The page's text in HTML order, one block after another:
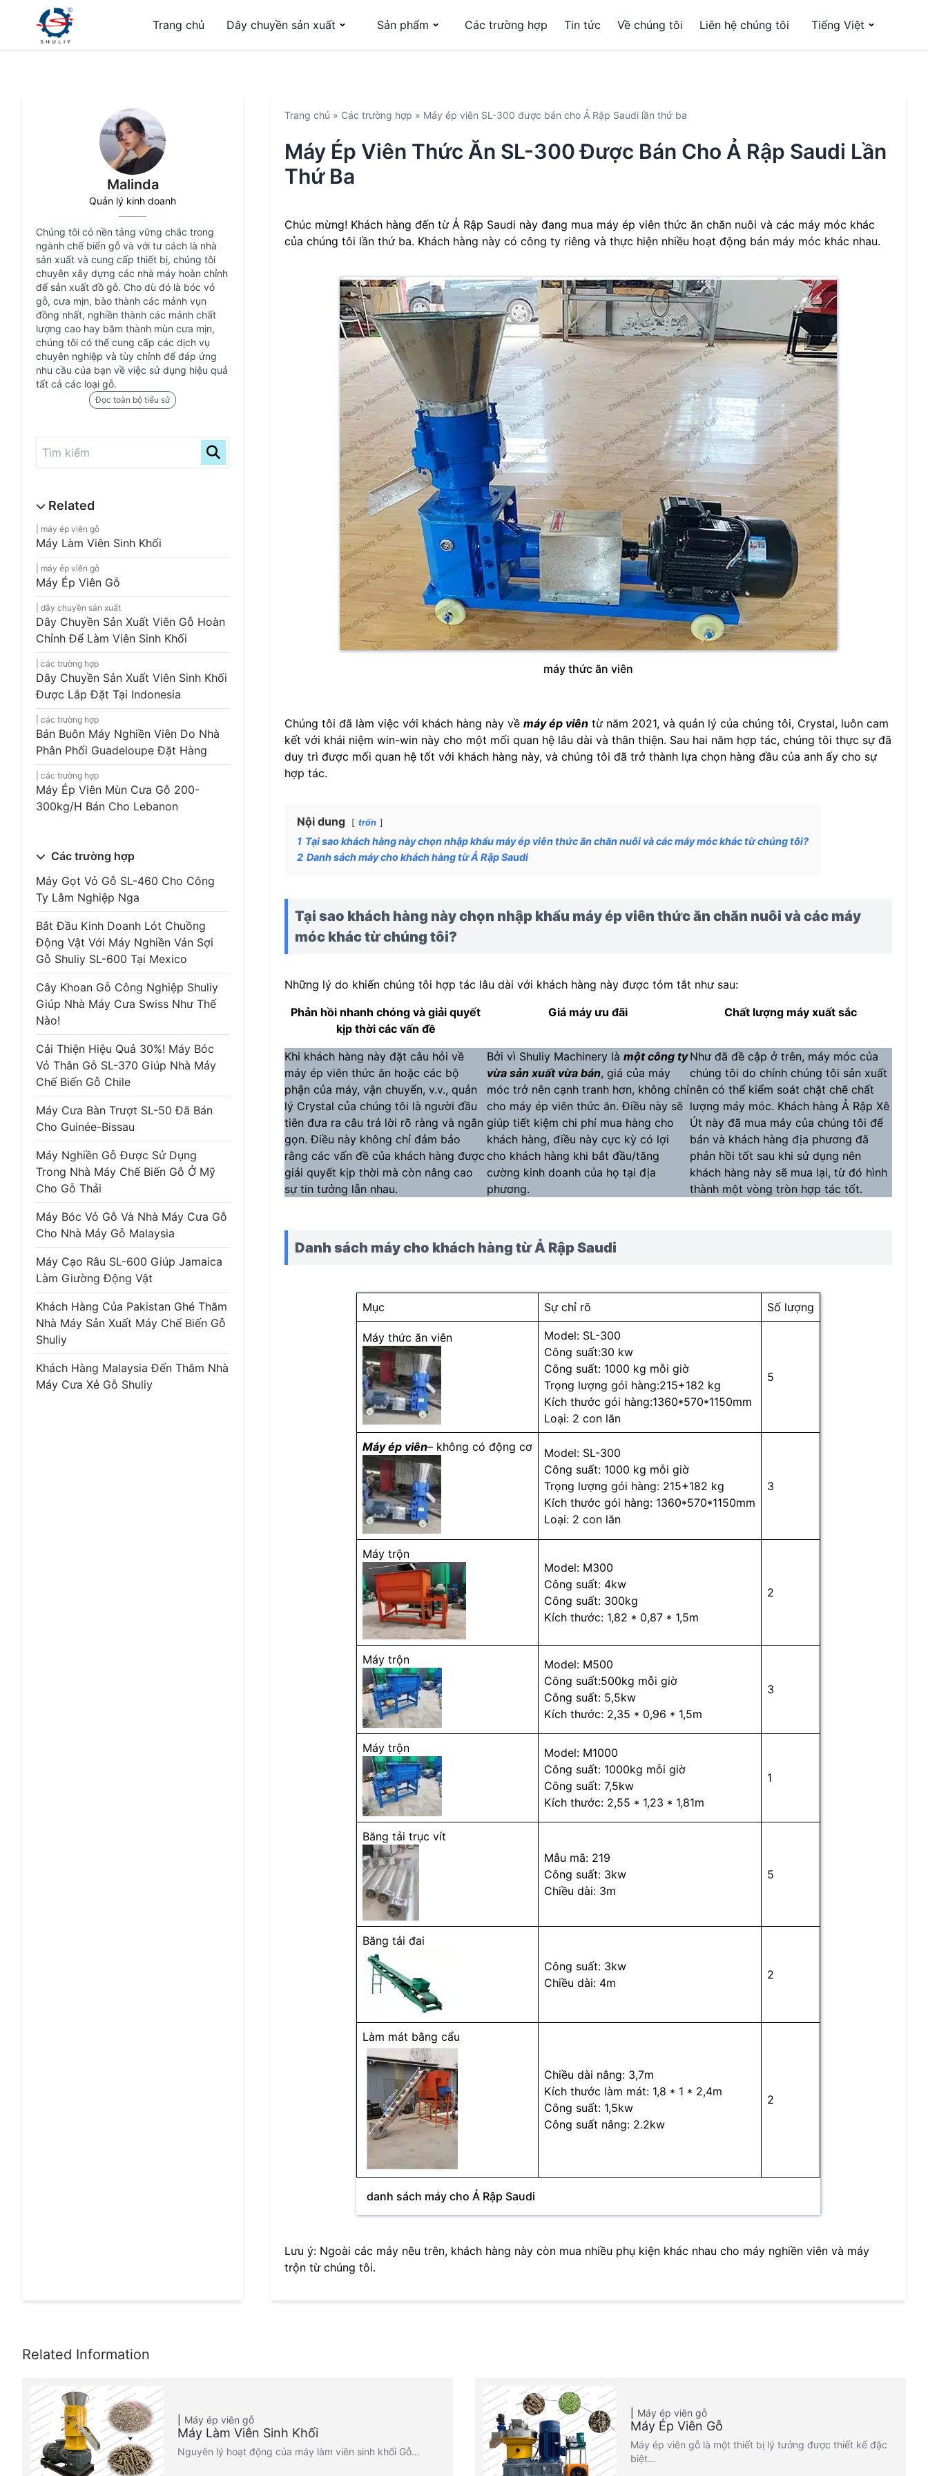
Trang chủ Dây chuyền sản xuất Sản phẩm Các trường hợp Tin tức Về chúng tôi Liên hệ chúng tôi Tiếng Việt
Malinda
Quản lý kinh doanh
Chúng tôi có nền tảng vững chắc trong
ngành chế biến gỗ và với tư cách là nhà
sản xuất và cung cấp thiết bị, chúng tôi
chuyên xây dựng các nhà máy hoàn chỉnh
để sản xuất đồ gỗ. Cho dù đó là bóc vỏ
gỗ, cưa mịn, bào thành các mảnh vụn
đồng nhất, nghiền thành các mảnh chất
lượng cao hay băm thành mùn cưa mịn,
chúng tôi có thể cung cấp các dịch vụ
chuyên nghiệp và tùy chỉnh để đáp ứng
nhu cầu của bạn về việc sử dụng hiệu quả
tất cả các loại gỗ.
Đọc toàn bộ tiểu sử
máy ép viên gỗ
Máy Làm Viên Sinh Khối
máy ép viên gỗ
Máy Ép Viên Gỗ
dây chuyền sản xuất
Dây Chuyền Sản Xuất Viên Gỗ Hoàn
Chỉnh Để Làm Viên Sinh Khối
các trường hợp
Dây Chuyền Sản Xuất Viên Sinh Khối
Được Lắp Đặt Tại Indonesia
các trường hợp
Bán Buôn Máy Nghiền Viên Do Nhà
Phân Phối Guadeloupe Đặt Hàng
các trường hợp
Máy Ép Viên Mùn Cưa Gỗ 200-
300kg/h Bán Cho Lebanon
Các trường hợp
Máy Gọt Vỏ Gỗ SL-460 Cho Công
Ty Lâm Nghiệp Nga
Bắt Đầu Kinh Doanh Lót Chuồng
Động Vật Với Máy Nghiền Ván Sợi
Gỗ Shuliy SL-600 Tại Mexico
Cây Khoan Gỗ Công Nghiệp Shuliy
Giúp Nhà Máy Cưa Swiss Như Thế
Nào!
Cải Thiện Hiệu Quả 30%! Máy Bóc
Vỏ Thân Gỗ SL-370 Giúp Nhà Máy
Chế Biến Gỗ Chile
Máy Cưa Bàn Trượt SL-50 Đã Bán
Cho Guinée-Bissau
Máy Nghiền Gỗ Được Sử Dụng
Trong Nhà Máy Chế Biến Gỗ Ở Mỹ
Cho Gỗ Thải
Máy Bóc Vỏ Gỗ Và Nhà Máy Cưa Gỗ
Cho Nhà Máy Gỗ Malaysia
Máy Cạo Râu SL-600 Giúp Jamaica
Làm Giường Động Vật
Khách Hàng Của Pakistan Ghé Thăm
Nhà Máy Sản Xuất Máy Chế Biến Gỗ
Shuliy
Khách Hàng Malaysia Đến Thăm Nhà
Máy Cưa Xẻ Gỗ Shuliy
Trang chủ » Các trường hợp » Máy ép viên SL-300 được bán cho Ả Rập Saudi lần thứ ba
Máy Ép Viên Thức Ăn SL-300 Được Bán Cho Ả Rập Saudi Lần
Thứ Ba
Chúc mừng! Khách hàng đến từ Ả Rập Saudi này đang mua máy ép viên thức ăn chăn nuôi và các máy móc khác
của chúng tôi lần thứ ba. Khách hàng này có công ty riêng và thực hiện nhiều hoạt động bán máy móc khác nhau.
máy thức ăn viên
Chúng tôi đã làm việc với khách hàng này về máy ép viên từ năm 2021, và quản lý của chúng tôi, Crystal, luôn cam
kết với khái niệm win-win này cho một mối quan hệ lâu dài và thân thiện. Sau hai năm hợp tác, chúng tôi thực sự đã
duy trì được mối quan hệ tốt với khách hàng này, và chúng tôi đã trở thành lựa chọn hàng đầu của anh ấy cho sự
hợp tác.
Nội dung trốn
1 Tại sao khách hàng này chọn nhập khẩu máy ép viên thức ăn chăn nuôi và các máy móc khác từ chúng tôi?
2 Danh sách máy cho khách hàng từ Ả Rập Saudi
Tại sao khách hàng này chọn nhập khẩu máy ép viên thức ăn chăn nuôi và các máy
móc khác từ chúng tôi?
Những lý do khiến chúng tôi hợp tác lâu dài với khách hàng này được tóm tắt như sau:
Phản hồi nhanh chóng và giải quyết
kịp thời các vấn đề
Giá máy ưu đãi Chất lượng máy xuất sắc
Khi khách hàng này đặt câu hỏi về
máy ép viên thức ăn hoặc các bộ
phận của máy, vận chuyển, v.v., quản
lý Crystal của chúng tôi là người đầu
tiên đưa ra câu trả lời rõ ràng và ngắn
gọn. Điều này không chỉ đảm bảo
rằng các vấn đề của khách hàng được
giải quyết kịp thời mà còn nâng cao
sự tin tưởng lẫn nhau.
Bởi vì Shuliy Machinery làmột công ty
vừa sản xuất vừa bán, giá của máy
móc trở nên cạnh tranh hơn, không chỉ
cho máy ép viên thức ăn. Điều này sẽ
giúp tiết kiệm chi phí mua hàng cho
khách hàng, điều này cực kỳ có lợi
cho khách hàng khi bắt đầu/tăng
cường kinh doanh của họ tại địa
phương.
Như đã đề cập ở trên, máy móc của
chúng tôi do chính chúng tôi sản xuất
nên có thể kiểm soát chặt chẽ chất
lượng máy móc. Khách hàng Ả Rập Xê
Út này đã mua máy của chúng tôi để
bán và khách hàng địa phương đã
phản hồi tốt sau khi sử dụng nên
khách hàng này sẽ mua lại, từ đó hình
thành một vòng tròn hợp tác tốt.
Danh sách máy cho khách hàng từ Ả Rập Saudi
Mục Sự chỉ rõ Số lượng
Máy thức ăn viên
Model: SL-300
Công suất:30 kw
Công suất: 1000 kg mỗi giờ
Trọng lượng gói hàng:215+182 kg
Kích thước gói hàng:1360*570*1150mm
Loại: 2 con lăn
5
Máy ép viên– không có động cơ
Model: SL-300
Công suất: 1000 kg mỗi giờ
Trọng lượng gói hàng: 215+182 kg
Kích thước gói hàng: 1360*570*1150mm
Loại: 2 con lăn
3
Máy trộn
Model: M300
Công suất: 4kw
Công suất: 300kg
Kích thước: 1,82 * 0,87 * 1,5m
2
Máy trộn
Model: M500
Công suất:500kg mỗi giờ
Công suất: 5,5kw
Kích thước: 2,35 * 0,96 * 1,5m
3
Máy trộn
Model: M1000
Công suất: 1000kg mỗi giờ
Công suất: 7,5kw
Kích thước: 2,55 * 1,23 * 1,81m
1
Băng tải trục vít
Mẫu mã: 219
Công suất: 3kw
Chiều dài: 3m
5
Băng tải đai
Công suất: 3kw
Chiều dài: 4m
2
Làm mát bằng cẩu
Chiều dài nâng: 3,7m
Kích thước làm mát: 1,8 * 1 * 2,4m
Công suất: 1,5kw
Công suất nâng: 2.2kw
2
danh sách máy cho Ả Rập Saudi
Lưu ý: Ngoài các máy nêu trên, khách hàng này còn mua nhiều phụ kiện khác nhau cho máy nghiền viên và máy
trộn từ chúng tôi.
Máy ép viên gỗ
Máy Làm Viên Sinh Khối
Nguyên lý hoạt động của máy làm viên sinh khối Gỗ…
Máy ép viên gỗ
Máy Ép Viên Gỗ
Máy ép viên gỗ là một thiết bị lý tưởng được thiết kế đặc
biệt…